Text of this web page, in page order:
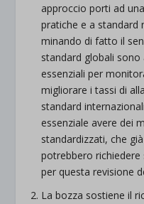
approccio porti ad
pratiche e a standard
minando di fatto il
standard globali sono
essenziali per
migliorare i tassi di
standard
essenziale avere dei
standardizzati, che
potrebbero
per questa revisione
La bozza sostiene il